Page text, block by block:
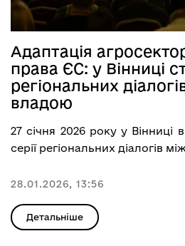
Адаптація
права ЄС: у Вінниці
регіональних
владою
27 січня 2026 року у Вінниці
серії регіональних діалогів
28.01.2026, 13:56
Детальніше